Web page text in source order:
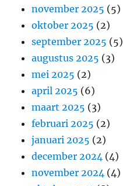
november 2025 (5)
oktober 2025 (2)
september 2025 (5)
augustus 2025 (3)
mei 2025 (2)
april 2025 (6)
maart 2025 (3)
februari 2025 (2)
januari 2025 (2)
december 2024 (4)
november 2024 (4)